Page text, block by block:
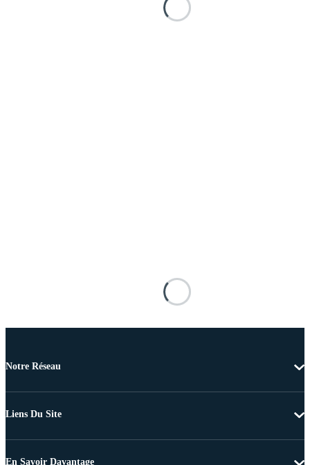
Notre Réseau
Liens Du Site
En Savoir Davantage